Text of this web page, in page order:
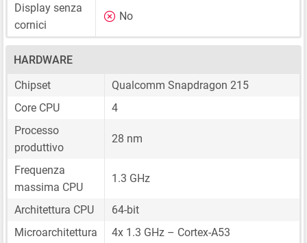
Display senza
cornici
No
HARDWARE
Chipset
Qualcomm Snapdragon 215
Core CPU
4
Processo
produttivo
28 nm
Frequenza
massima CPU
1.3 GHz
Architettura CPU
64-bit
Microarchitettura
4x 1.3 GHz – Cortex-A53